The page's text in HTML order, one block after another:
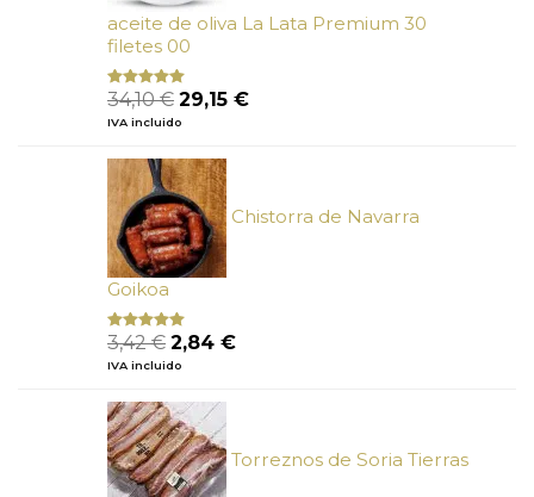
aceite de oliva La Lata Premium 30
filetes 00
Valorado
con
de 5
34,10€ El
precio
era:
34,10 €.
29,15 €El
IVA incluido
Chistorra de Navarra
Goikoa
Valorado
con
de 5
3,42€ El
precio
era:
3,42 €.
2,84 €El
IVA incluido
Torreznos de Soria Tierras